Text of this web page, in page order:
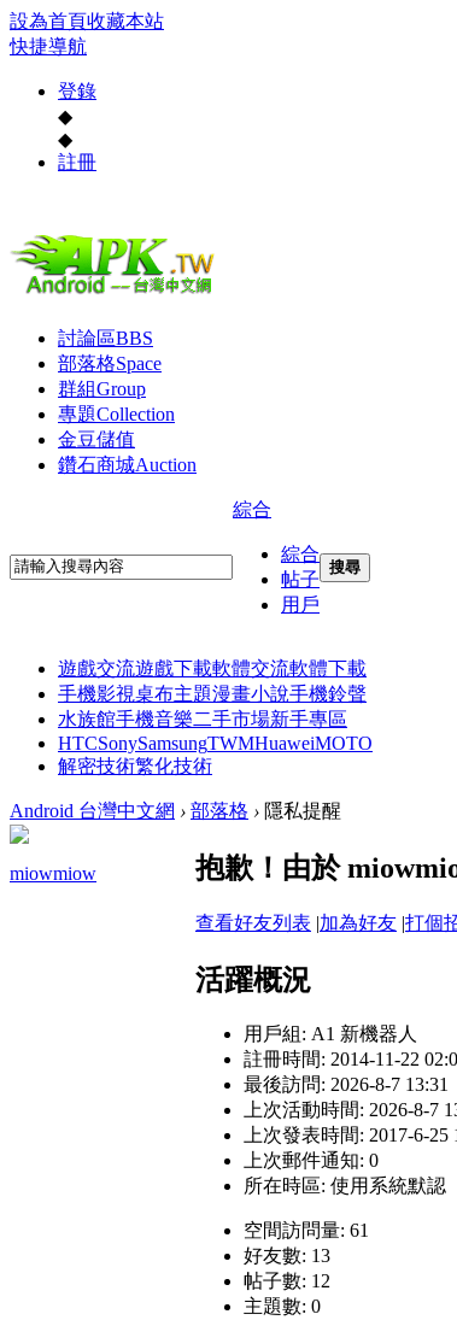
設為首頁收藏本站
快捷導航
登錄
◆
◆
註冊
討論區BBS
部落格Space
群組Group
專題Collection
金豆儲值
鑽石商城Auction
綜合
綜合
帖子
用戶
搜尋
遊戲交流遊戲下載軟體交流軟體下載
手機影視桌布主題漫畫小說手機鈴聲
水族館手機音樂二手市場新手專區
HTCSonySamsungTWMHuaweiMOTO
解密技術繁化技術
Android 台灣中文網 › 部落格 › 隱私提醒
miowmiow 抱歉！由於
查看好友列表 |加為好友 |打個
活躍概況
用戶組: A1 新機器人
註冊時間: 2014-11-22
最後訪問: 2026-8-7 13:31
上次活動時間: 2026-8-7
上次發表時間: 2017-6-25
上次郵件通知: 0
所在時區: 使用系統默認
空間訪問量: 61
好友數: 13
帖子數: 12
主題數: 0